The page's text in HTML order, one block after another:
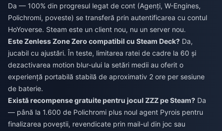
Da — 100% din progresul legat de cont (Agenți, W-Engines,
Polichromi, poveste) se transferă prin autentificarea cu contul
HoYoverse. Steam este un client nou, nu un server nou.
Este Zenless Zone Zero compatibil cu Steam Deck? Da,
jucabil cu ajustări. În teste, limitarea ratei de cadre la 60 și
dezactivarea motion blur-ului la setări medii au oferit o
experiență portabilă stabilă de aproximativ 2 ore per sesiune
de baterie.
Există recompense gratuite pentru jocul ZZZ pe Steam? Da
— până la 1.600 de Polichromi plus noul agent Pyrois pentru
finalizarea poveștii, revendicate prin mail-ul din joc sau